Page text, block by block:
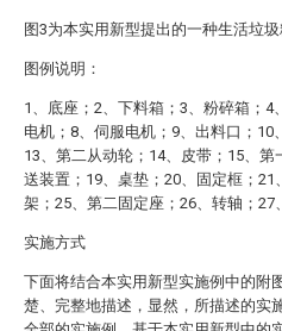
图3为本实用新型提出的一种生活垃圾
图例说明：
1、底座；2、下料箱；3、粉碎箱；
电机；8、伺服电机；9、出料口；10
13、第二从动轮；14、皮带；15、
送装置；19、桌垫；20、固定框；
架；25、第二固定座；26、转轴；27
实施方式
下面将结合本实用新型实施例中的附
楚、完整地描述，显然，所描述的实